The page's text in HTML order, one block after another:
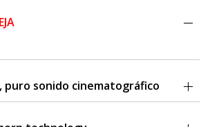
puro sonido cinematográfico